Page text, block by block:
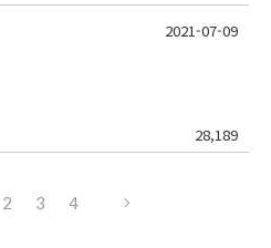
28,189
2021-07-09
2 3 4